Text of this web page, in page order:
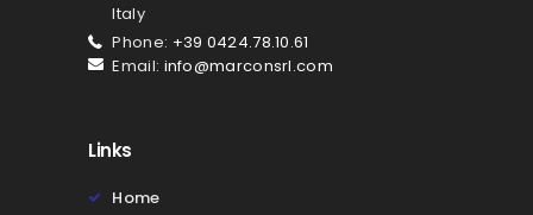
Italy
Phone: +39 0424.78.10.61
Email: info@marconsrl.com
Links
Home